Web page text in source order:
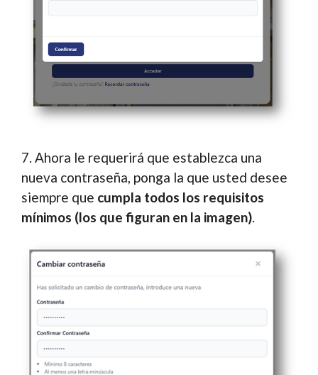
7. Ahora le requerirá que establezca una
nueva contraseña, ponga la que usted desee
siempre que cumpla todos los requisitos
mínimos (los que figuran en la imagen).